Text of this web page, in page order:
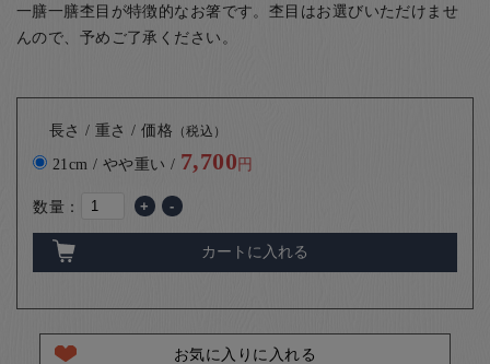
一膳一膳杢目が特徴的なお箸です。杢目はお選びいただけませ
んので、予めご了承ください。
長さ / 重さ / 価格 （税込）
21cm / やや重い / 7,700円
数量： + -
カートに入れる
お気に入りに入れる